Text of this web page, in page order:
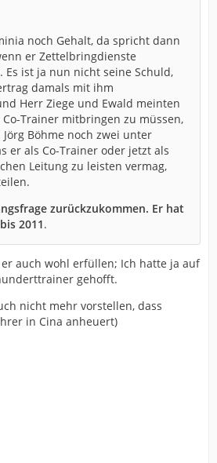
noch Gehalt, da spricht dann
er Zettelbringdienste
ist ja nun nicht seine Schuld,
damals mit ihm
Herr Ziege und Ewald meinten
Trainer mitbringen zu müssen,
Böhme noch zwei unter
er als Co-Trainer oder jetzt als
Leitung zu leisten vermag,
zurückzukommen. Er hat
2011.
auch wohl erfüllen; Ich hatte ja auf
gehofft.
nicht mehr vorstellen, dass
in Cina anheuert)